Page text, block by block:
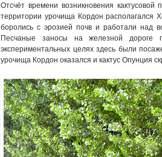
Отсчёт времени возникновения
территории урочища Кордон располагался
боролись с эрозией почв и работали над
Песчаные заносы на железной
экспериментальных целях здесь были
урочища Кордон оказался и кактус Опунция